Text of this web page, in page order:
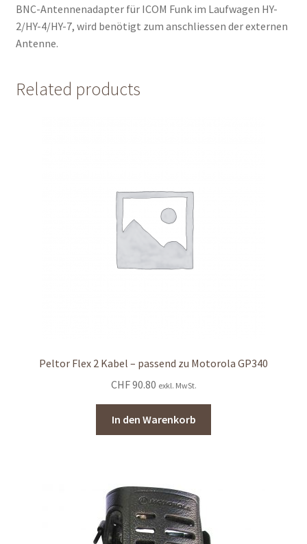
BNC-Antennenadapter für ICOM Funk im Laufwagen HY-
2/HY-4/HY-7, wird benötigt zum anschliessen der externen
Antenne.
Related products
Peltor Flex 2 Kabel – passend zu Motorola GP340
CHF90.80 exkl. MwSt.
In den Warenkorb